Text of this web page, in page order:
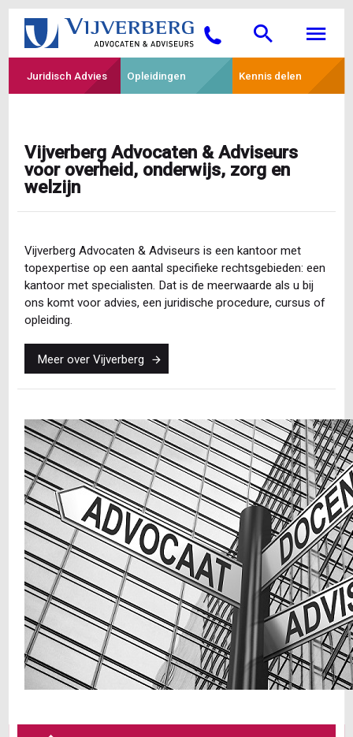
Overslaan
de
inhoud
gaan
Juridisch Advies Opleidingen Kennis delen
Bellen Search
Vijverberg Advocaten & Adviseurs
voor overheid, onderwijs, zorg en
welzijn
Vijverberg Advocaten & Adviseurs is een kantoor met
topexpertise op een aantal specifieke rechtsgebieden: een
kantoor met specialisten. Dat is de meerwaarde als u bij
ons komt voor advies, een juridische procedure, cursus of
opleiding.
Meer over Vijverberg